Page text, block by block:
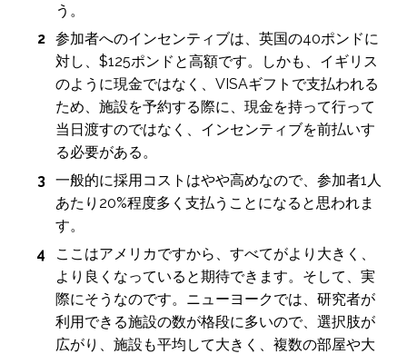
う。
参加者へのインセンティブは、英国の40ポンドに
対し、$125ポンドと高額です。しかも、イギリス
のように現金ではなく、VISAギフトで支払われる
ため、施設を予約する際に、現金を持って行って
当日渡すのではなく、インセンティブを前払いす
る必要がある。
一般的に採用コストはやや高めなので、参加者1人
あたり20%程度多く支払うことになると思われま
す。
ここはアメリカですから、すべてがより大きく、
より良くなっていると期待できます。そして、実
際にそうなのです。ニューヨークでは、研究者が
利用できる施設の数が格段に多いので、選択肢が
広がり、施設も平均して大きく、複数の部屋や大